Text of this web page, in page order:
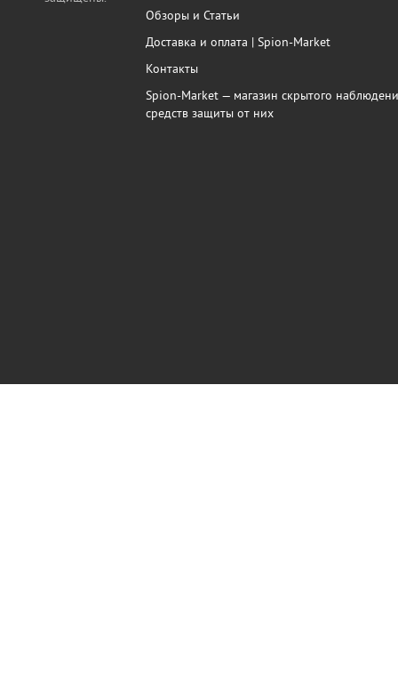
Обзоры и Статьи
Доставка и оплата | Spion-Market
Контакты
Spion-Market — магазин скрытого
средств защиты от них